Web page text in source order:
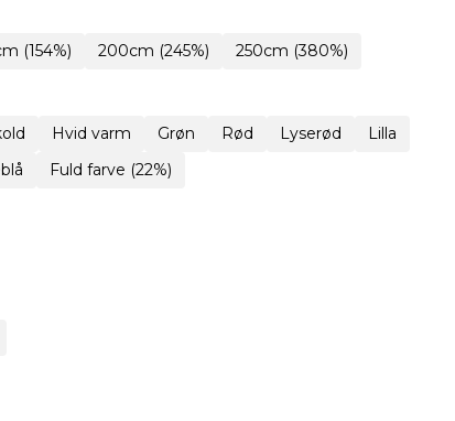
(154%) 200cm (245%) 250cm (380%)
Hvid varm Grøn Rød Lyserød
Lilla
Fuld farve (22%)